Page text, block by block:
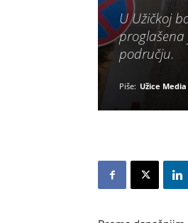
U Užičkoj
proglašena
području.
Piše: Užice Media